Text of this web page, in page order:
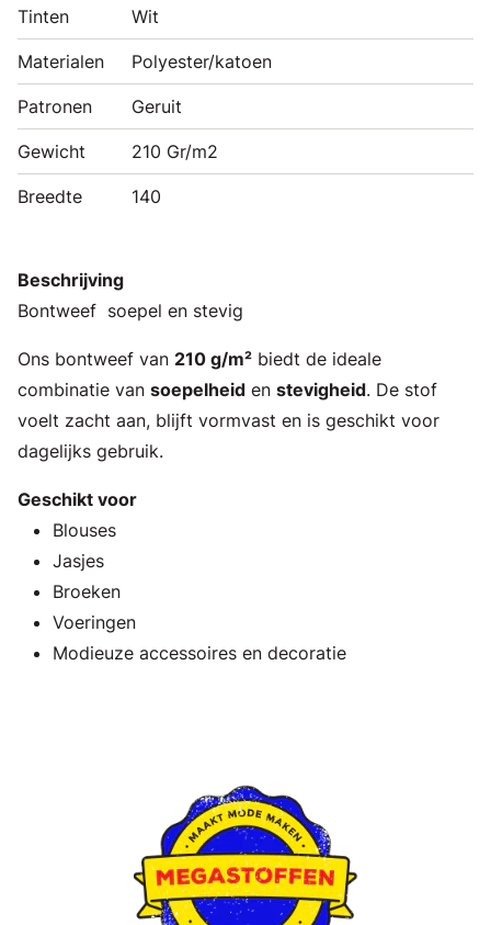
Tinten Wit
Materialen Polyester/katoen
Patronen Geruit
Gewicht 210 Gr/m2
Breedte 140
Beschrijving
Bontweef soepel en stevig
Ons bontweef van 210 g/m² biedt de ideale
combinatie van soepelheid en stevigheid. De stof
voelt zacht aan, blijft vormvast en is geschikt voor
dagelijks gebruik.
Geschikt voor
Blouses
Jasjes
Broeken
Voeringen
Modieuze accessoires en decoratie